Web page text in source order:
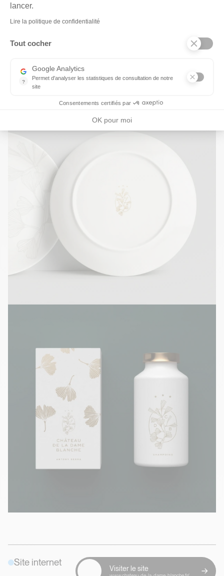
Site internet
Visiter le site
lancer.
Lire la politique de confidentialité
Tout cocher
?
Google Analytics
Permet d'analyser les statistiques de consultation de notre
site
Consentements certifiés par
OK pour moi